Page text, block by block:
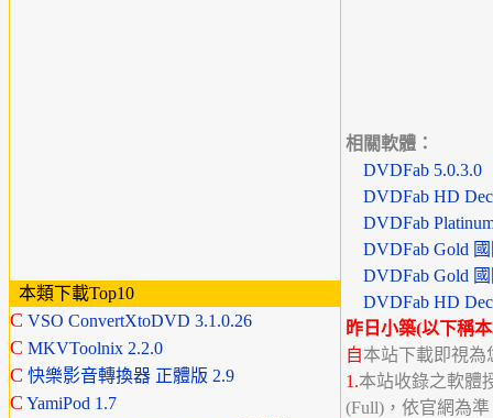
本類下載Top10
C VSO ConvertXtoDVD 3.1.0.26
C MKVToolnix 2.2.0
C 快樂影音轉換器 正體版 2.9
C YamiPod 1.7
相關軟體：
DVDFab 5.0.3.0
DVDFab HD
DVDFab
DVDFab Gold
DVDFab Gold
DVDFab HD
昨日小築(以下稱
自本站下載即視為
1.本站收錄之軟體
(Full)，依官網為